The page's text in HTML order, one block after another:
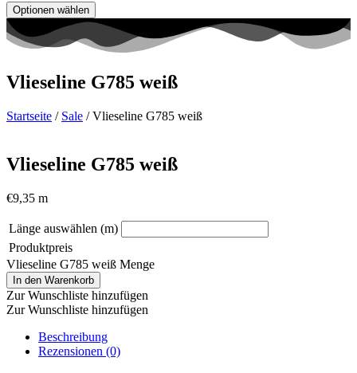
Optionen wählen
Vlieseline G785 weiß
Startseite / Sale / Vlieseline G785 weiß
Vlieseline G785 weiß
€9,35 m
Länge auswählen (m)
Produktpreis
Vlieseline G785 weiß Menge
In den Warenkorb
Zur Wunschliste hinzufügen
Zur Wunschliste hinzufügen
Beschreibung
Rezensionen (0)